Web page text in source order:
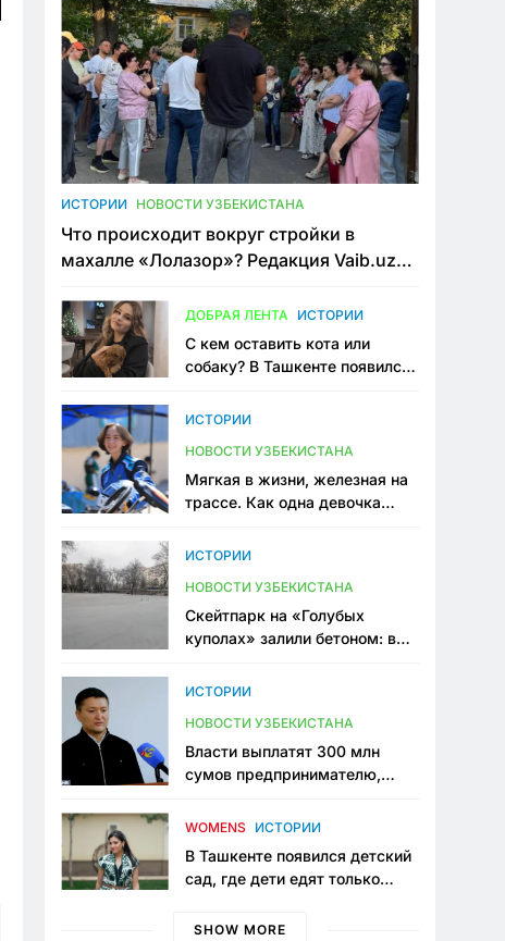
ИСТОРИИ НОВОСТИ УЗБЕКИСТАНА
Что происходит вокруг стройки в
махалле «Лолазор»? Редакция Vaib.uz
конфликта
ДОБРАЯ ЛЕНТА ИСТОРИИ
С кем оставить кота или
собаку? В Ташкенте появился
ИСТОРИИ
НОВОСТИ УЗБЕКИСТАНА
Мягкая в жизни, железная на
трассе. Как одна девочка
Узбекистане
ИСТОРИИ
НОВОСТИ УЗБЕКИСТАНА
Скейтпарк на «Голубых
куполах» залили бетоном: в
одно общественное
ИСТОРИИ
НОВОСТИ УЗБЕКИСТАНА
Власти выплатят 300 млн
сумов предпринимателю,
тюрьме по незаконному
WOMENS ИСТОРИИ
В Ташкенте появился детский
сад, где дети едят только
мама, которая устала просить
SHOW MORE